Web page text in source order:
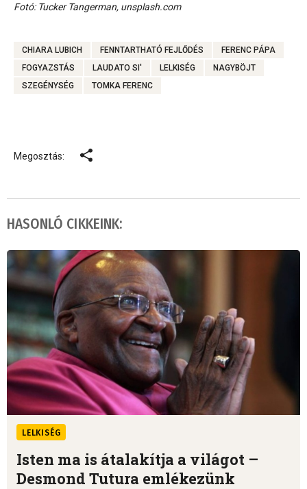
Fotó: Tucker Tangerman, unsplash.com
CHIARA LUBICH FENNTARTHATÓ FEJLŐDÉS
FERENC PÁPA
FOGYAZSTÁS
LAUDATO SI' LELKISÉG
NAGYBÖJT
SZEGÉNYSÉG
TOMKA FERENC
Megosztás:
HASONLÓ CIKKEINK:
LELKISÉG
Isten ma is átalakítja a világot –
Desmond Tutura emlékezünk